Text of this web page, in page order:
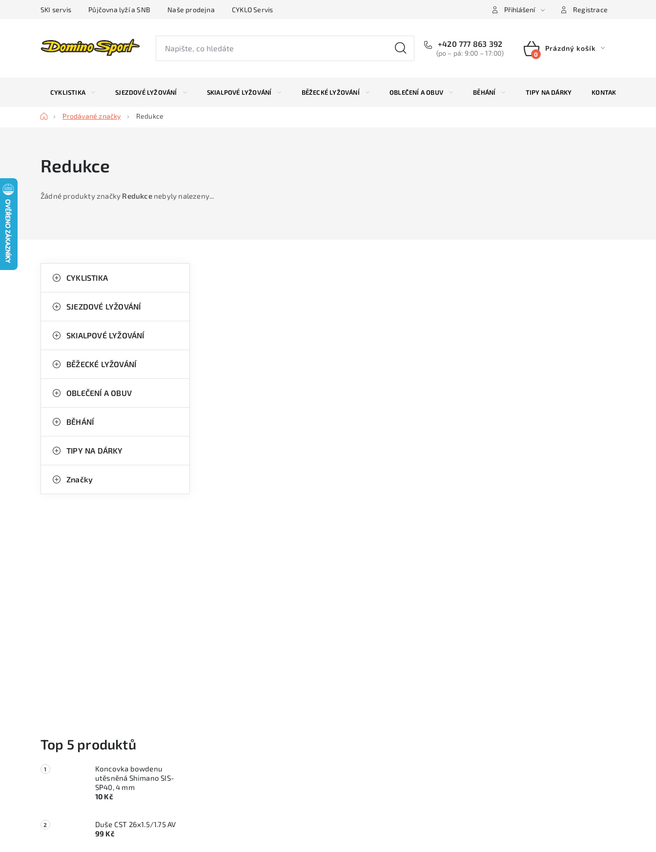
SKI servis Půjčovna lyží a SNB Naše prodejna CYKLO Servis Přihlášení Registrace
+420 777 863 392
(po – pá: 9:00 – 17:00)
NÁKUPNÍ
Prázdný košík
CYKLISTIKA SJEZDOVÉ LYŽOVÁNÍ SKIALPOVÉ LYŽOVÁNÍ BĚŽECKÉ LYŽOVÁNÍ OBLEČENÍ A OBUV BĚHÁNÍ TIPY NA DÁRKY KONTAKTY
DomůProdávané značky Redukce
Redukce
Žádné produkty značky Redukcenebyly nalezeny...
o
t
r
n
p
e
kategorie
e
o
i
CYKLISTIKA
SJEZDOVÉ LYŽOVÁNÍ
SKIALPOVÉ LYŽOVÁNÍ
BĚŽECKÉ LYŽOVÁNÍ
OBLEČENÍ A OBUV
BĚHÁNÍ
TIPY NA DÁRKY
Značky
Top 5 produktů
Koncovka bowdenu
utěsněná Shimano SIS-
SP40, 4 mm
10 Kč
Duše CST 26x1.5/1.75 AV
99 Kč